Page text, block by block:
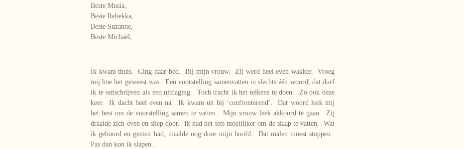
Beste Musia,
Beste Rebekka,
Beste Suzanne,
Beste Michaël,
Ik kwam thuis. Ging naar bed. Bij mijn vrouw. Zij werd heel even wakker. Vroeg
mij hoe het geweest was. Een voorstelling samenvatten in slechts één woord, dat durf
ik te omschrijven als een uitdaging. Toch tracht ik het telkens te doen. Zo ook deze
keer. Ik dacht heel even na. Ik kwam uit bij ‘confronterend’. Dat woord leek mij
het best om de voorstelling samen te vatten. Mijn vrouw leek akkoord te gaan. Zij
draaide zich even en sliep door. Ik had het iets moeilijker om de slaap te vatten. Wat
ik gehoord en gezien had, maalde nog door mijn hoofd. Dat malen moest stoppen.
Pas dan kon ik slapen.